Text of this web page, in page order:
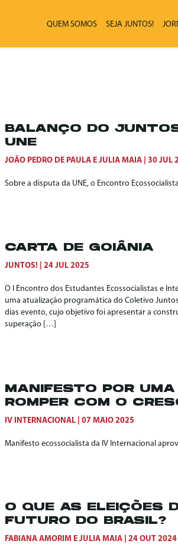
QUEM SOMOS SEJA JUNTOS!
BALANÇO DO
UNE
JOÃO PEDRO DE PAULA E JULIA MAIA 30 JUL
Sobre a disputa da UNE, o Encontro
CARTA DE GOIÂNIA
JUNTOS! 24 JUL 2025
O I Encontro dos Estudantes Ecossocialistas e
uma atualização programática do Coletivo
dias evento, cujo objetivo foi apresentar a
superação […]
MANIFESTO POR
ROMPER COM O
IV INTERNACIONAL 07 MAIO 2025
Manifesto ecossocialista da IV Internacional
O QUE AS ELEIÇÕES
FUTURO DO BRASIL?
FABIANA AMORIM E JULIA MAIA 24 OUT 2024